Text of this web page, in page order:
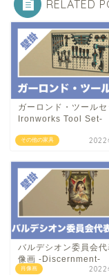
RELATED
その他の家具
ガーロンド・ツール
Ironworks Tool Set-
2022
肖像画
バルデシオン委員会代
像画 -Discernment-
2022